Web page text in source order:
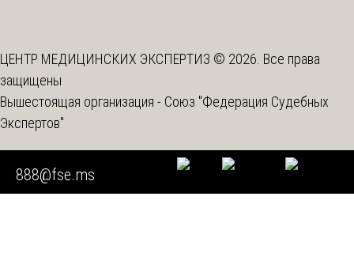
ЦЕНТР МЕДИЦИНСКИХ ЭКСПЕРТИЗ © 2026. Все права
защищены
Вышестоящая организация - Союз "Федерация Судебных
Экспертов"
888@fse.ms